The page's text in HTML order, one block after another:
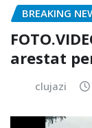
BREAKING
arestat
clujazi